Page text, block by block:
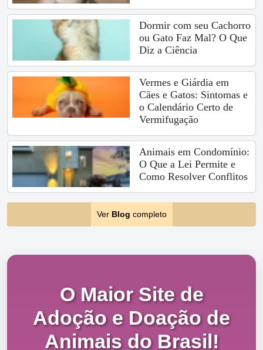
Dormir com seu Cachorro
ou Gato Faz Mal? O Que
Diz a Ciência
Vermes e Giárdia em
Cães e Gatos: Sintomas e
o Calendário Certo de
Vermifugação
Animais em Condomínio:
O Que a Lei Permite e
Como Resolver Conflitos
Ver Blog completo
O Maior Site de
Adoção e Doação de
Animais do Brasil!